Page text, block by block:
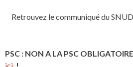
Retrouvez le communiqué du
PSC : NON A LA PSC